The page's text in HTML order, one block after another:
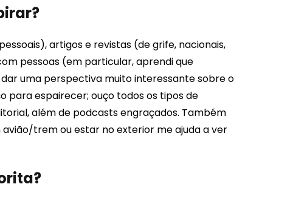
artigos e revistas (de grife, nacionais,
pessoas (em particular, aprendi que
uma perspectiva muito interessante sobre o
para espairecer; ouço todos os tipos de
além de podcasts engraçados. Também
trem ou estar no exterior me ajuda a ver